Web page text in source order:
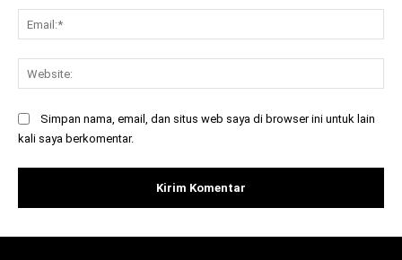
Simpan nama, email, dan situs web saya di browser ini untuk lain
kali saya berkomentar.